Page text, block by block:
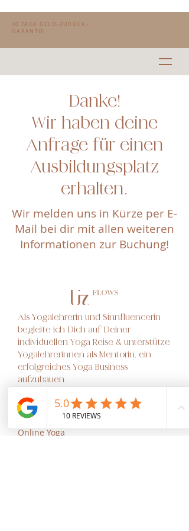
30 TAGE GELD-ZURÜCK-
GARANTIE
Danke!
Wir haben deine
Anfrage für einen
Ausbildungsplatz
erhalten.
Wir melden uns in Kürze per E-
Mail bei dir mit allen weiteren
Informationen zur Buchung!
Als Yogalehrerin und Sinnfluencerin
begleite ich Dich auf Deiner
individuellen Yoga Reise & unterstütze
Yogalehrerinnen als Mentorin, ein
erfolgreiches Yoga Business
aufzubauen.
About Me
Online Yoga